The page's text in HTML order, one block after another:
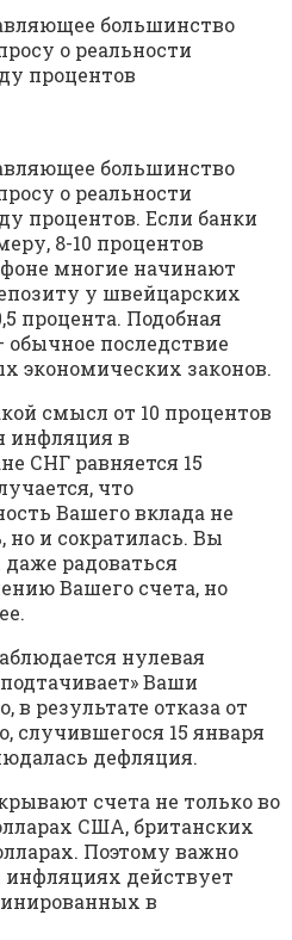
большинство
о реальности
процентов
большинство
о реальности
процентов. Если банки
8-10 процентов
многие начинают
у швейцарских
процента. Подобная
последствие
экономических законов.
смысл от 10 процентов
инфляция в
СНГ равняется 15
что
Вашего вклада не
но и сократилась. Вы
радоваться
Вашего счета, но
нулевая
Ваши
в результате отказа от
случившегося 15 января
дефляция.
счета не только во
США, британских
Поэтому важно
инфляциях действует
в